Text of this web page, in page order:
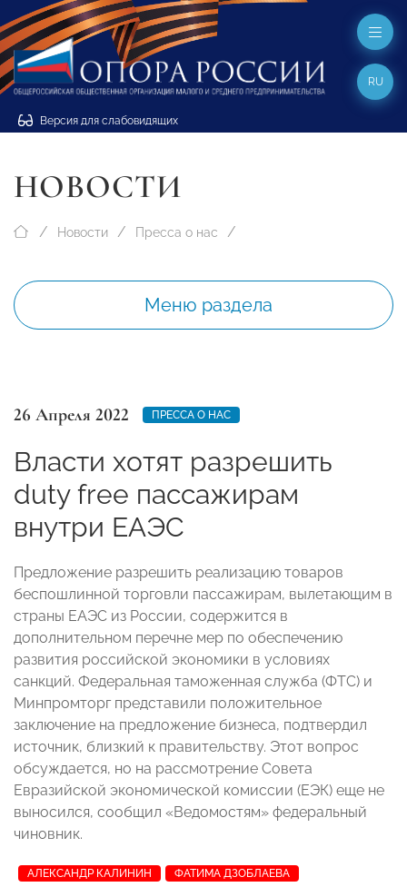
Версия для слабовидящих
RU
НОВОСТИ
Новости Пресса о нас
Меню раздела
26 Апреля 2022 ПРЕССА О НАС
Власти хотят разрешить
duty free пассажирам
внутри ЕАЭС
Предложение разрешить реализацию товаров
беспошлинной торговли пассажирам, вылетающим в
страны ЕАЭС из России, содержится в
дополнительном перечне мер по обеспечению
развития российской экономики в условиях
санкций. Федеральная таможенная служба (ФТС) и
Минпромторг представили положительное
заключение на предложение бизнеса, подтвердил
источник, близкий к правительству. Этот вопрос
обсуждается, но на рассмотрение Совета
Евразийской экономической комиссии (ЕЭК) еще не
выносился, сообщил «Ведомостям» федеральный
чиновник.
АЛЕКСАНДР КАЛИНИН ФАТИМА ДЗОБЛАЕВА